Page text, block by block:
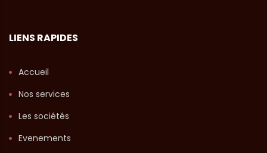
LIENS RAPIDES
Accueil
Nos services
Les sociétés
Evenements